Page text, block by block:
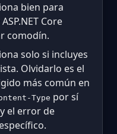
bien para
Core
comodín.
solo si incluyes
Olvidarlo es el
más común en
Type por sí
el error de